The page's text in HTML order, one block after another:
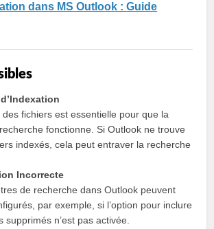
dans MS Outlook : Guide
des fichiers est essentielle pour que la
fonctionne. Si Outlook ne trouve
indexés, cela peut entraver la recherche
Incorrecte
de recherche dans Outlook peuvent
par exemple, si l’option pour inclure
supprimés n’est pas activée.